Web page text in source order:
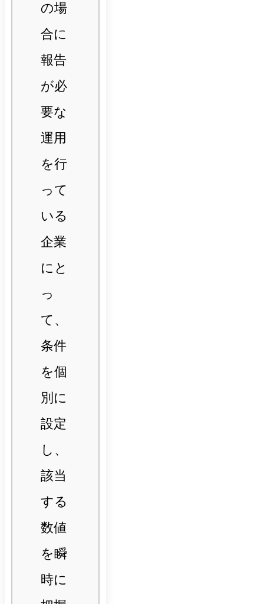
の場
合に
報告
が必
要な
運用
を行
って
いる
企業
にと
っ
て、
条件
を個
別に
設定
し、
該当
する
数値
を瞬
時に